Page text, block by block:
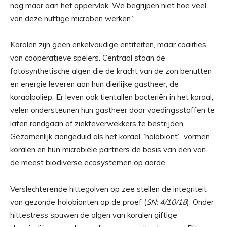
nog maar aan het oppervlak. We begrijpen niet hoe veel
van deze nuttige microben werken.”
Koralen zijn geen enkelvoudige entiteiten, maar coalities
van coöperatieve spelers. Centraal staan ​​de
fotosynthetische algen die de kracht van de zon benutten
en energie leveren aan hun dierlijke gastheer, de
koraalpoliep. Er leven ook tientallen bacteriën in het koraal,
velen ondersteunen hun gastheer door voedingsstoffen te
laten rondgaan of ziekteverwekkers te bestrijden.
Gezamenlijk aangeduid als het koraal “holobiont”, vormen
koralen en hun microbiële partners de basis van een van
de meest biodiverse ecosystemen op aarde.
Verslechterende hittegolven op zee stellen de integriteit
van gezonde holobionten op de proef (SN: 4/10/18). Onder
hittestress spuwen de algen van koralen giftige